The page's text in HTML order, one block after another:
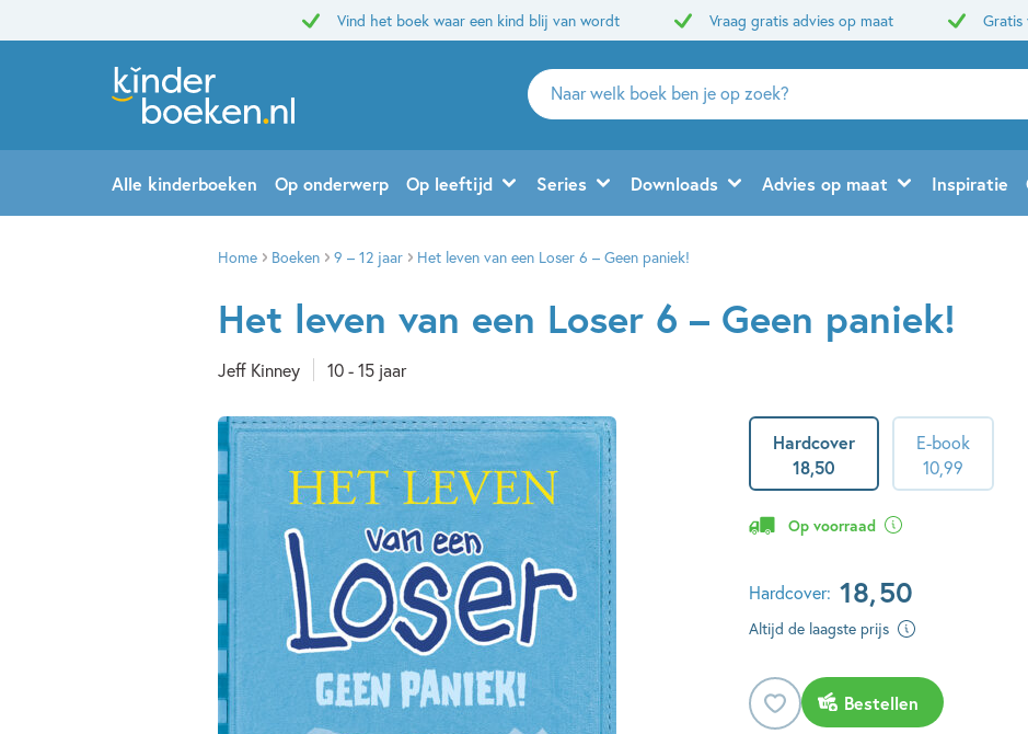
Vind het boek waar een kind blij van wordt Vraag gratis advies op maat Gratis
Zoeken
naar
en
uitgevers
Alle kinderboeken Op onderwerp Op leeftijd Series Downloads Advies op maat Inspiratie
Home Boeken 9 – 12 jaar Het leven van een Loser 6 – Geen paniek!
Het leven van een Loser 6 – Geen paniek!
Jeff Kinney 10 - 15 jaar
Hardcover
18,50
E-book
1099
Op voorraad
Hardcover: 18,50
Altijd de laagste prijs
Bestellen